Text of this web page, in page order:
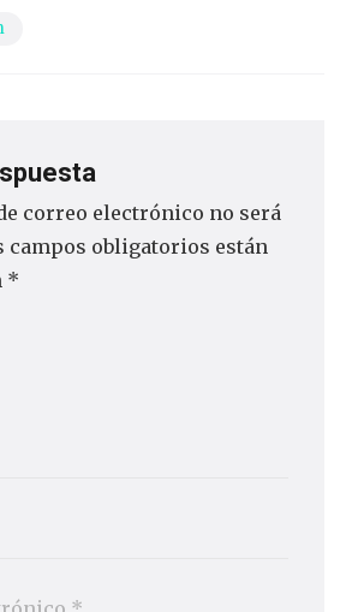
correo electrónico no será
campos obligatorios están
*